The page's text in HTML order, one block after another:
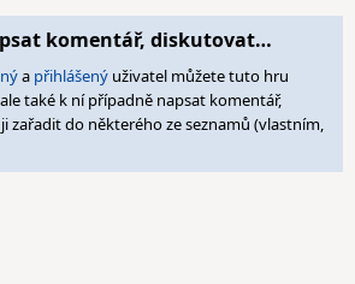
komentář, diskutovat…
a přihlášený uživatel můžete tuto hru
také k ní případně napsat komentář,
zařadit do některého ze seznamů (vlastním,